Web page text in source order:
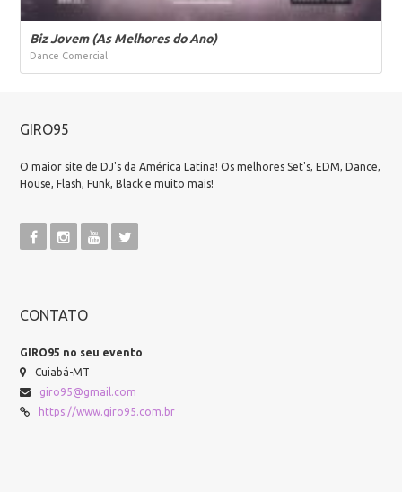
Biz Jovem (As Melhores do Ano)
Dance Comercial
GIRO95
O maior site de DJ's da América Latina! Os melhores Set's, EDM, Dance,
House, Flash, Funk, Black e muito mais!
CONTATO
GIRO95 no seu evento
Cuiabá-MT
giro95@gmail.com
https://www.giro95.com.br